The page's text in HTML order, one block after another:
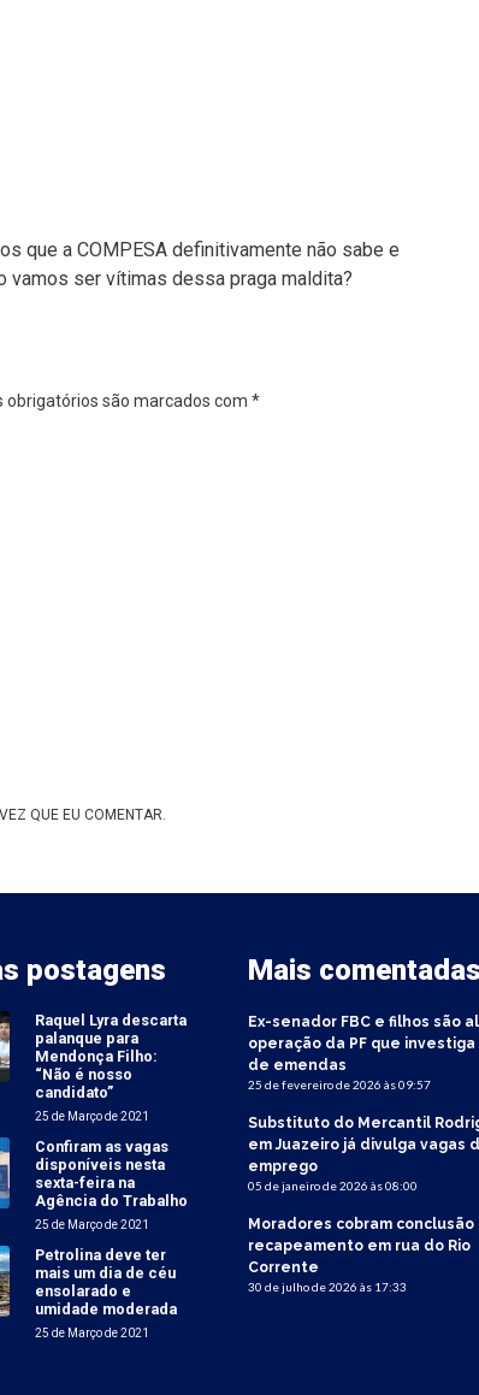
que a COMPESA definitivamente não sabe e
vamos ser vítimas dessa praga maldita?
obrigatórios são marcados com *
QUE EU COMENTAR.
postagens
Raquel Lyra descarta
palanque para
Mendonça Filho:
“Não é nosso
candidato”
25 de Março de 2021
Confiram as vagas
disponíveis nesta
sexta-feira na
Agência do Trabalho
25 de Março de 2021
Petrolina deve ter
mais um dia de céu
ensolarado e
umidade moderada
25 de Março de 2021
Mais comentadas
Ex-senador FBC e filhos são
operação da PF que
de emendas
25 de fevereiro de 2026 às 09:57
Substituto do Mercantil
em Juazeiro já divulga vagas
emprego
05 de janeiro de 2026 às 08:00
Moradores cobram conclusão
recapeamento em rua do Rio
Corrente
30 de julho de 2026 às 17:33